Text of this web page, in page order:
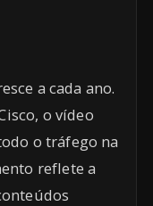
a cada ano.
o vídeo
o tráfego na
reflete a